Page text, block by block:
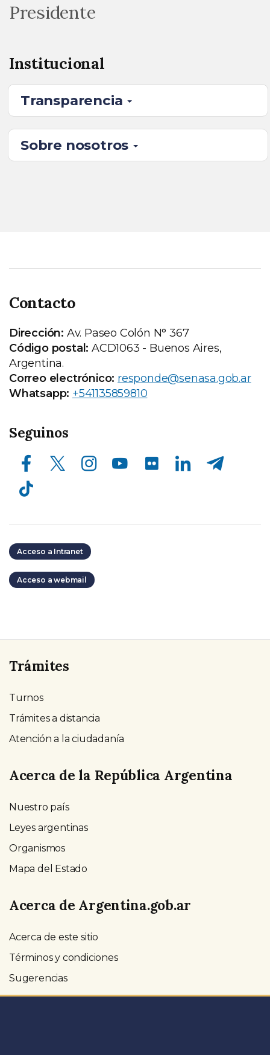
Presidente
Institucional
Transparencia
Sobre nosotros
Contacto
Dirección: Av. Paseo Colón N° 367
Código postal: ACD1063 - Buenos Aires,
Argentina.
Correo electrónico: responde@senasa.gob.ar
Whatsapp: +541135859810
Seguinos
Facebook X (ex Twitter) Instagram Compartir en flickr LinkedIn
Acceso a Intranet
Acceso a webmail
Trámites
Turnos
Trámites a distancia
Atención a la ciudadanía
Acerca de la República Argentina
Nuestro país
Leyes argentinas
Organismos
Mapa del Estado
Acerca de Argentina.gob.ar
Acerca de este sitio
Términos y condiciones
Sugerencias